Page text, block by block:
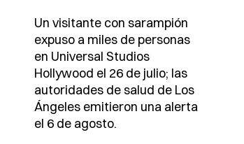
Un visitante con sarampión
expuso a miles de personas
en Universal Studios
Hollywood el 26 de julio; las
autoridades de salud de Los
Ángeles emitieron una alerta
el 6 de agosto.